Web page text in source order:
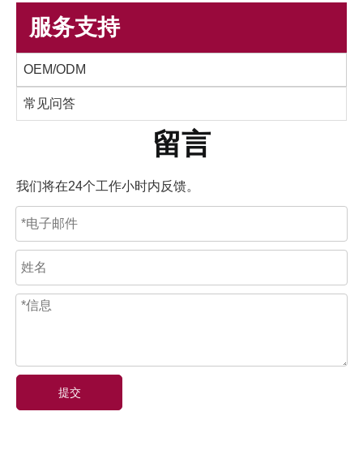
服务支持
OEM/ODM
常见问答
留言
我们将在24个工作小时内反馈。
提交